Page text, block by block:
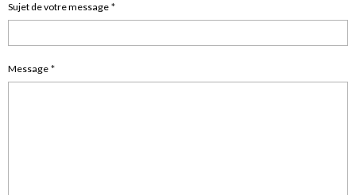
Sujet de votre message
Message